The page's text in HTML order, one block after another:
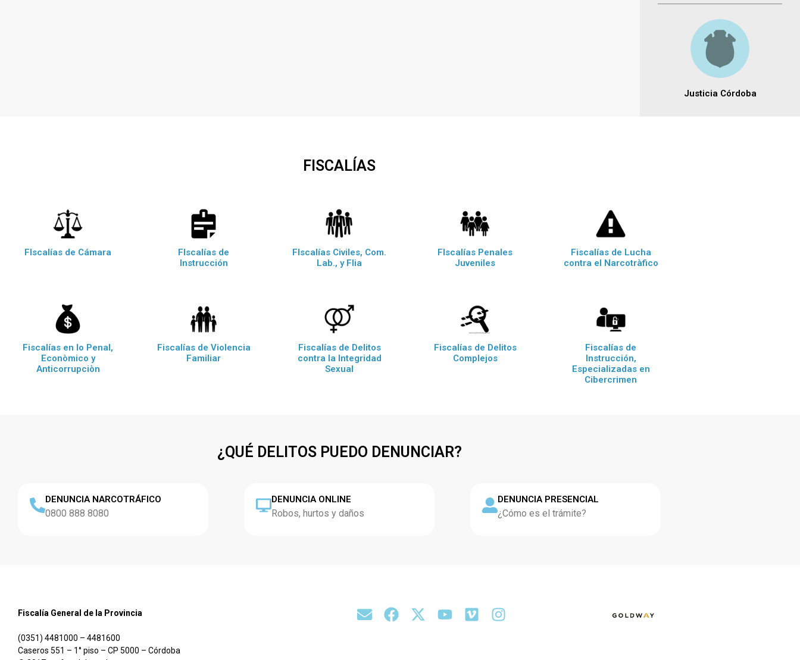
Justicia Córdoba
FISCALÍAS
FIscalías de Cámara
FIscalías de
Instrucción
FIscalías Civiles, Com.
Lab., y Flia
FIscalías Penales
Juveniles
Fiscalías de Lucha
contra el Narcotràfico
Fiscalías en lo Penal,
Econòmico y
Anticorrupciòn
Fiscalías de Violencia
Familiar
Fiscalías de Delitos
contra la Integridad
Sexual
Fiscalías de Delitos
Complejos
Fiscalías de
Instrucción,
Especializadas en
Cibercrimen
¿QUÉ DELITOS PUEDO DENUNCIAR?
DENUNCIA NARCOTRÁFICO
0800 888 8080
DENUNCIA ONLINE
Robos, hurtos y daños
DENUNCIA PRESENCIAL
¿Cómo es el trámite?
Fiscalía General de la Provincia
(0351) 4481000 – 4481600
Caseros 551 – 1° piso – CP 5000 – Córdoba